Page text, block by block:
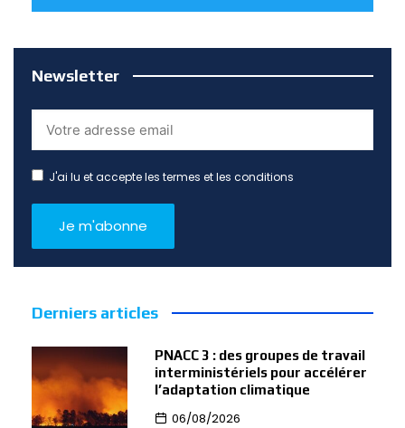
Newsletter
J'ai lu et accepte les termes et les conditions
Derniers articles
PNACC 3 : des groupes de travail
interministériels pour accélérer
l’adaptation climatique
06/08/2026